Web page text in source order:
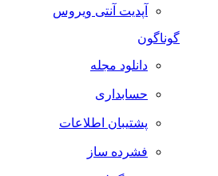
آپدیت آنتی ویروس
گوناگون
دانلود مجله
حسابداری
پشتیبان اطلاعات
فشرده ساز